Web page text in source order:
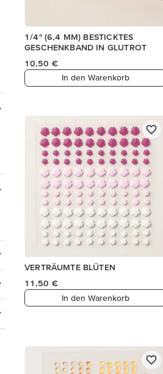
1/4" (6,4 MM) BESTICKTES
GESCHENKBAND IN GLUTROT
10,50 €
In den Warenkorb
VERTRÄUMTE BLÜTEN
11,50 €
In den Warenkorb